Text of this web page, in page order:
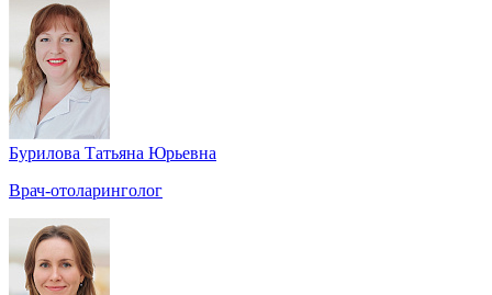
Бурилова Татьяна Юрьевна
Врач-отоларинголог